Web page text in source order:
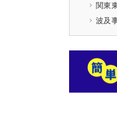
関東
波及